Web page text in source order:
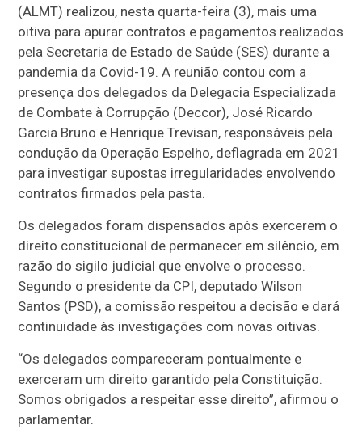
(ALMT) realizou, nesta quarta-feira (3), mais uma
oitiva para apurar contratos e pagamentos realizados
pela Secretaria de Estado de Saúde (SES) durante a
pandemia da Covid-19. A reunião contou com a
presença dos delegados da Delegacia Especializada
de Combate à Corrupção (Deccor), José Ricardo
Garcia Bruno e Henrique Trevisan, responsáveis pela
condução da Operação Espelho, deflagrada em 2021
para investigar supostas irregularidades envolvendo
contratos firmados pela pasta.
Os delegados foram dispensados após exercerem o
direito constitucional de permanecer em silêncio, em
razão do sigilo judicial que envolve o processo.
Segundo o presidente da CPI, deputado Wilson
Santos (PSD), a comissão respeitou a decisão e dará
continuidade às investigações com novas oitivas.
“Os delegados compareceram pontualmente e
exerceram um direito garantido pela Constituição.
Somos obrigados a respeitar esse direito”, afirmou o
parlamentar.